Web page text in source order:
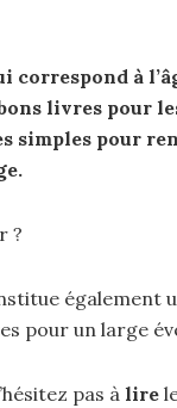
à
livres pour
simples pour
?
également
pour un large
pas àlire